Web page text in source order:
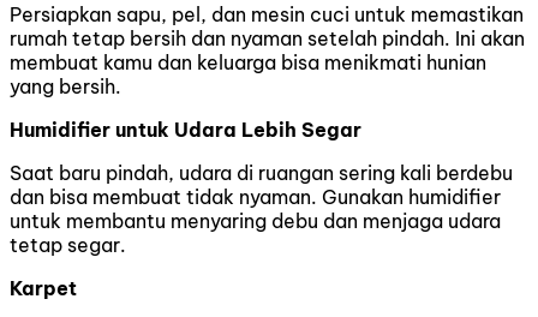
Persiapkan sapu, pel, dan mesin cuci untuk memastikan
rumah tetap bersih dan nyaman setelah pindah. Ini akan
membuat kamu dan keluarga bisa menikmati hunian
yang bersih.
Humidifier untuk Udara Lebih Segar
Saat baru pindah, udara di ruangan sering kali berdebu
dan bisa membuat tidak nyaman. Gunakan humidifier
untuk membantu menyaring debu dan menjaga udara
tetap segar.
Karpet